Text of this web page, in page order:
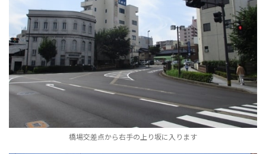
橋場交差点から右手の上り坂に入ります